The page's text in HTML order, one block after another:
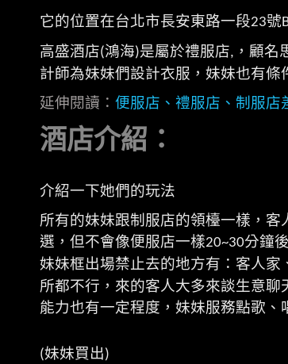
它的位置在台北市長安東路一段23號
高盛酒店(鴻海)是屬於禮服店, ，顧名
計師為妹妹們設計衣服，妹妹也有條
延伸閱讀： 便服店、禮服店、制服店
酒店介紹：
介紹一下她們的玩法
所有的妹妹跟制服店的領檯一樣，
選，但不會像便服店一樣20~30分鐘
妹妹框出場禁止去的地方有：客人家
所都不行，來的客人大多來談生意
能力也有一定程度，妹妹服務點歌、
(妹妹買出)